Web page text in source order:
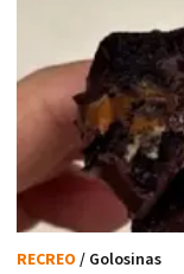
RECREO / Golosinas